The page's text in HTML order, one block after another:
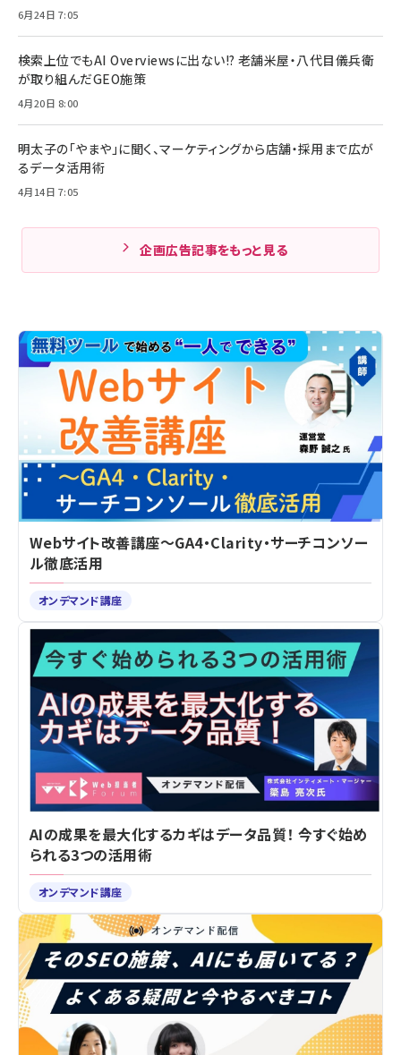
6月24日 7:05
検索上位でもAI Overviewsに出ない!? 老舗米屋・八代目儀兵衛
が取り組んだGEO施策
4月20日 8:00
明太子の「やまや」に聞く、マーケティングから店舗・採用まで広が
るデータ活用術
4月14日 7:05
企画広告記事をもっと見る
Webサイト改善講座～GA4・Clarity・サーチコンソー
ル徹底活用
オンデマンド講座
AIの成果を最大化するカギはデータ品質！ 今すぐ始め
られる3つの活用術
オンデマンド講座